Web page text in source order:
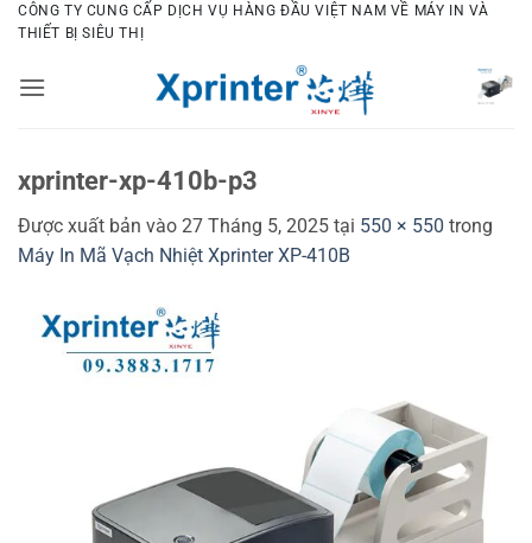
Bỏ
qua
dung
CÔNG TY CUNG CẤP DỊCH VỤ HÀNG ĐẦU VIỆT NAM VỀ MÁY IN VÀ
THIẾT BỊ SIÊU THỊ
xprinter-xp-410b-p3
Được xuất bản vào 27 Tháng 5, 2025 tại 550 × 550 trong
Máy In Mã Vạch Nhiệt Xprinter XP-410B